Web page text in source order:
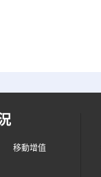
移動增值